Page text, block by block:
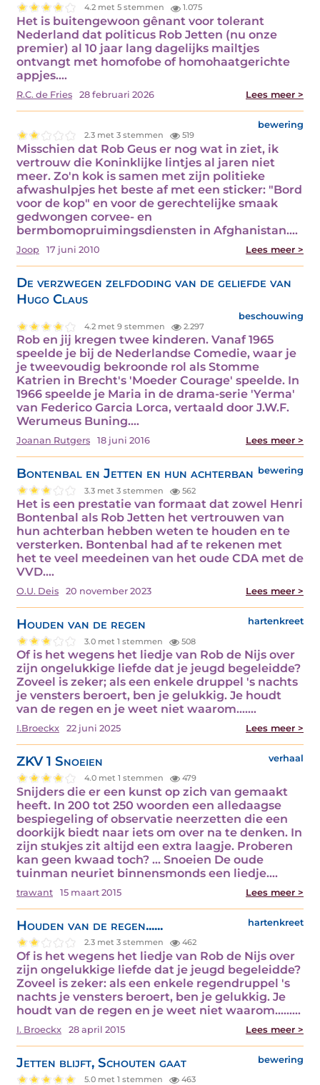
4.2 met 5 stemmen 1.075
Het is buitengewoon gênant voor tolerant
Nederland dat politicus Rob Jetten (nu onze
premier) al 10 jaar lang dagelijks mailtjes
ontvangt met homofobe of homohaatgerichte
appjes.…
R.C. de Fries 28 februari 2026 Lees meer >
bewering
2.3 met 3 stemmen 519
Misschien dat Rob Geus er nog wat in ziet, ik
vertrouw die Koninklijke lintjes al jaren niet
meer. Zo'n kok is samen met zijn politieke
afwashulpjes het beste af met een sticker: "Bord
voor de kop" en voor de gerechtelijke smaak
gedwongen corvee- en
bermbomopruimingsdiensten in Afghanistan.…
Joop 17 juni 2010 Lees meer >
De verzwegen zelfdoding van de geliefde van
Hugo Claus
beschouwing
4.2 met 9 stemmen 2.297
Rob en jij kregen twee kinderen. Vanaf 1965
speelde je bij de Nederlandse Comedie, waar je
je tweevoudig bekroonde rol als Stomme
Katrien in Brecht's 'Moeder Courage' speelde. In
1966 speelde je Maria in de drama-serie 'Yerma'
van Federico Garcia Lorca, vertaald door J.W.F.
Werumeus Buning.…
Joanan Rutgers 18 juni 2016 Lees meer >
Bontenbal en Jetten en hun achterban bewering
3.3 met 3 stemmen 562
Het is een prestatie van formaat dat zowel Henri
Bontenbal als Rob Jetten het vertrouwen van
hun achterban hebben weten te houden en te
versterken. Bontenbal had af te rekenen met
het te veel meedeinen van het oude CDA met de
VVD.…
O.U. Deis 20 november 2023 Lees meer >
Houden van de regen hartenkreet
3.0 met 1 stemmen 508
Of is het wegens het liedje van Rob de Nijs over
zijn ongelukkige liefde dat je jeugd begeleidde?
Zoveel is zeker; als een enkele druppel 's nachts
je vensters beroert, ben je gelukkig. Je houdt
van de regen en je weet niet waarom....…
I.Broeckx 22 juni 2025 Lees meer >
ZKV 1 Snoeien verhaal
4.0 met 1 stemmen 479
Snijders die er een kunst op zich van gemaakt
heeft. In 200 tot 250 woorden een alledaagse
bespiegeling of observatie neerzetten die een
doorkijk biedt naar iets om over na te denken. In
zijn stukjes zit altijd een extra laagje. Proberen
kan geen kwaad toch? … Snoeien De oude
tuinman neuriet binnensmonds een liedje.…
trawant 15 maart 2015 Lees meer >
Houden van de regen...... hartenkreet
2.3 met 3 stemmen 462
Of is het wegens het liedje van Rob de Nijs over
zijn ongelukkige liefde dat je jeugd begeleidde?
Zoveel is zeker: als een enkele regendruppel 's
nachts je vensters beroert, ben je gelukkig. Je
houdt van de regen en je weet niet waarom......…
I. Broeckx 28 april 2015 Lees meer >
Jetten blijft, Schouten gaat bewering
5.0 met 1 stemmen 463